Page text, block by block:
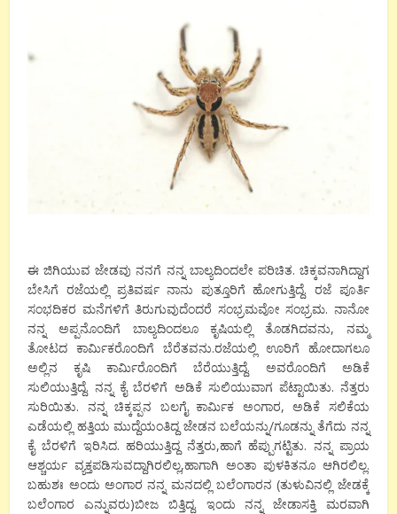
ಈ ಜಿಗಿಯುವ ಜೇಡವು ನನಗೆ ನನ್ನ ಬಾಲ್ಯದಿಂದಲೇ ಪರಿಚಿತ. ಚಿಕ್ಕವನಾಗಿದ್ದಾಗ
ಬೇಸಿಗೆ ರಜೆಯಲ್ಲಿ ಪ್ರತಿವರ್ಷ ನಾನು ಪುತ್ತೂರಿಗೆ ಹೋಗುತ್ತಿದ್ದೆ. ರಜೆ ಪೂರ್ತಿ
ಸಂಭದಿಕರ ಮನೆಗಳಿಗೆ ತಿರುಗುವುದೆಂದರೆ ಸಂಭ್ರಮವೋ ಸಂಭ್ರಮ. ನಾನೋ
ನನ್ನ ಅಪ್ಪನೊಂದಿಗೆ ಬಾಲ್ಯದಿಂದಲೂ ಕೃಷಿಯಲ್ಲಿ ತೊಡಗಿದವನು, ನಮ್ಮ
ತೋಟದ ಕಾರ್ಮಿಕರೊಂದಿಗೆ ಬೆರೆತವನು.ರಜೆಯಲ್ಲಿ ಊರಿಗೆ ಹೋದಾಗಲೂ
ಅಲ್ಲಿನ ಕೃಷಿ ಕಾರ್ಮಿರೊಂದಿಗೆ ಬೆರೆಯುತ್ತಿದ್ದೆ. ಅವರೊಂದಿಗೆ ಅಡಿಕೆ
ಸುಲಿಯುತ್ತಿದ್ದೆ. ನನ್ನ ಕೈ ಬೆರಳಿಗೆ ಅಡಿಕೆ ಸುಲಿಯುವಾಗ ಪೆಟ್ಟಾಯಿತು. ನೆತ್ತರು
ಸುರಿಯಿತು. ನನ್ನ ಚಿಕ್ಕಪ್ಪನ ಬಲಗೈ ಕಾರ್ಮಿಕ ಅಂಗಾರ, ಅಡಿಕೆ ಸಲಿಕೆಯ
ಎಡೆಯಲ್ಲಿ ಹತ್ತಿಯ ಮುದ್ದೆಯಂತಿದ್ದ ಜೇಡನ ಬಲೆಯನ್ನು/ಗೂಡನ್ನು ತೆಗೆದು ನನ್ನ
ಕೈ ಬೆರಳಿಗೆ ಇರಿಸಿದ. ಹರಿಯುತ್ತಿದ್ದ ನೆತ್ತರು,ಹಾಗೆ ಹೆಪ್ಪುಗಟ್ಟಿತು. ನನ್ನ ಪ್ರಾಯ
ಆಶ್ಚರ್ಯ ವ್ಯಕ್ತಪಡಿಸುವದ್ದಾಗಿರಲಿಲ್ಲ,ಹಾಗಾಗಿ ಅಂತಾ ಪುಳಕಿತನೂ ಆಗಿರಲಿಲ್ಲ.
ಬಹುಶಃ ಅಂದು ಅಂಗಾರ ನನ್ನ ಮನದಲ್ಲಿ ಬಲೆಂಗಾರನ (ತುಳುವಿನಲ್ಲಿ ಜೇಡಕ್ಕೆ
ಬಲೆಂಗಾರ ಎನ್ನುವರು)ಬೀಜ ಬಿತ್ತಿದ್ದ. ಇಂದು ನನ್ನ ಜೇಡಾಸಕ್ತಿ ಮರವಾಗಿ